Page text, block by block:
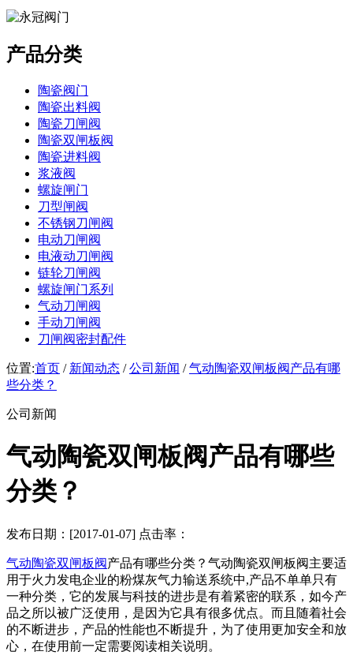
产品分类
陶瓷阀门
陶瓷出料阀
陶瓷刀闸阀
陶瓷双闸板阀
陶瓷进料阀
浆液阀
螺旋闸门
刀型闸阀
不锈钢刀闸阀
电动刀闸阀
电液动刀闸阀
链轮刀闸阀
螺旋闸门系列
气动刀闸阀
手动刀闸阀
刀闸阀密封配件
位置:首页 / 新闻动态 /公司新闻 /气动陶瓷双闸板阀产品有哪
些分类？
公司新闻
气动陶瓷双闸板阀产品有哪些
分类？
发布日期：[2017-01-07] 点击率：
气动陶瓷双闸板阀产品有哪些分类？气动陶瓷双闸板阀主要适
用于火力发电企业的粉煤灰气力输送系统中,产品不单单只有
一种分类，它的发展与科技的进步是有着紧密的联系，如今产
品之所以被广泛使用，是因为它具有很多优点。而且随着社会
的不断进步，产品的性能也不断提升，为了使用更加安全和放
心，在使用前一定需要阅读相关说明。